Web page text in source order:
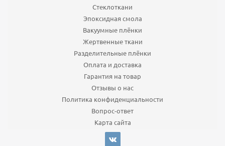
Стеклоткани
Эпоксидная смола
Вакуумные плёнки
Жертвенные ткани
Разделительные плёнки
Оплата и доставка
Гарантия на товар
Отзывы о нас
Политика конфиденциальности
Вопрос-ответ
Карта сайта